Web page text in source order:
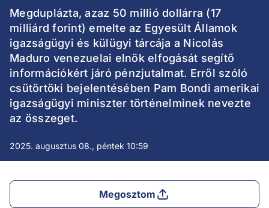
Megduplázta, azaz 50 millió dollárra (17
milliárd forint) emelte az Egyesült Államok
igazságügyi és külügyi tárcája a Nicolás
Maduro venezuelai elnök elfogását segítő
információkért járó pénzjutalmat. Erről szóló
csütörtöki bejelentésében Pam Bondi amerikai
igazságügyi miniszter történelminek nevezte
az összeget.
2025. augusztus 08., péntek 10:59
Megosztom